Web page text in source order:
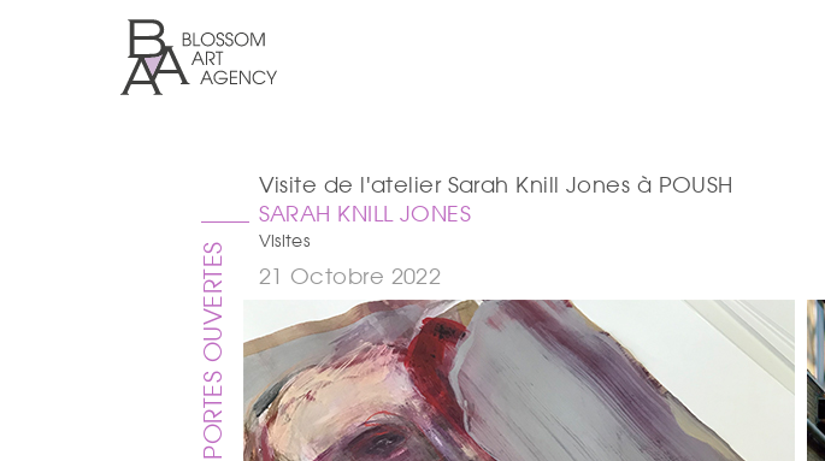
PORTES OUVERTES
Visite de l'atelier Sarah Knill Jones à POUSH
SARAH KNILL JONES
Visites
21 Octobre 2022